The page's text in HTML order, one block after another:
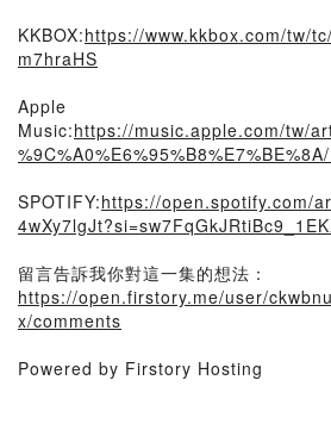
KKBOX:https://www.kkbox.com/tw/
m7hraHS
Apple
Music:https://music.apple.com/tw/
SPOTIFY:https://open.spotify.com/
留言告訴我你對這一集的想法：
https://open.firstory.me/user/
x/comments
Powered by Firstory Hosting